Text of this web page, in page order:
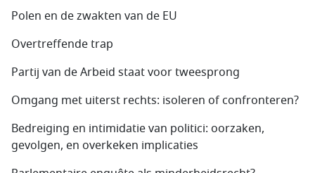
Polen en de zwakten van de EU
Overtreffende trap
Partij van de Arbeid staat voor tweesprong
Omgang met uiterst rechts: isoleren of confronteren?
Bedreiging en intimidatie van politici: oorzaken,
gevolgen, en overkeken implicaties